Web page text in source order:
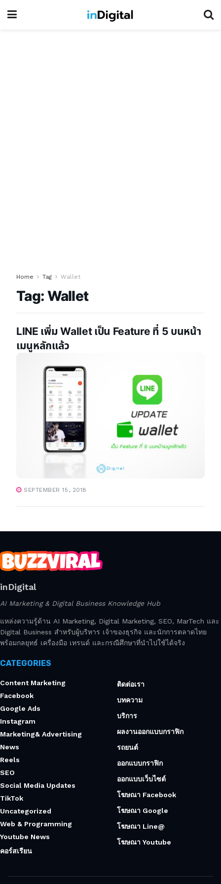
Home Tag Wallet
Tag: Wallet
LINE เพิ่ม Wallet เป็น Feature ที่ 5 บนหน้า
เมนูหลักแล้ว
SEPTEMBER 15, 2018
inDigital
AI Marketing & Digital Business Knowledge Hub
แหล่งความรู้ด้าน AI Marketing, Digital Marketing, SEO, MarTech และ
Digital Business สำหรับผู้บริหาร เจ้าของธุรกิจ และนักการตลาดไทย
พร้อมกลยุทธ์ เครื่องมือ เทรนด์ และกรณีศึกษาที่นำไปใช้ได้จริง
CATEGORIES
Content Marketing
Facebook
Google Ads
Instagram
Marketing& Advertising
News
Reels
SEO
Social Media Updates
TikTok
Uncategorized
Web & Programming
Youtube News
คอร์สเรียน
ติดต่อเรา
บทความ
บริการ
ผลงานออกแบบกราฟิก
รถยนต์
ออกแบบกราฟิก
ออกแบบเว็บไซต์
โฆษณา Facebook
โฆษณา Google
โฆษณา Line@
โฆษณา Youtube